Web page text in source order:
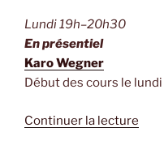
Lundi 19h–20h30
En présentiel
Karo Wegner
Début des cours le lundi
Continuer la lecture